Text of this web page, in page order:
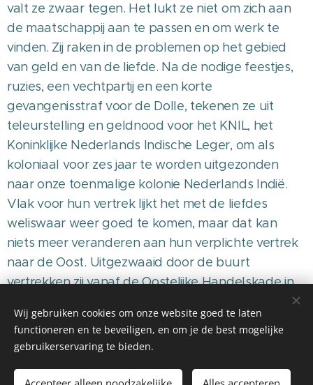
valt ze zwaar tegen. Het lukt ze niet om zich aan
de maatschappij aan te passen en om werk te
vinden. Zij raken in de problemen op het gebied
van geld en van de liefde. Na de nodige feestjes,
ruzies, een vechtpartij en een korte
gevangenisstraf voor de Dolle, tekenen ze uit
teleurstelling en geldnood voor het KNIL, het
Koninklijke Nederlands Indische Leger, om als
koloniaal voor zes jaar te worden uitgezonden
naar onze toenmalige kolonie Nederlands­ Indië.
Vlak voor hun vertrek lijkt het met de liefdes
weliswaar weer goed te komen, maar dat kan
niets meer veranderen aan hun verplichte vertrek
naar de Oost. Uitgezwaaid door de buurt
vertrekken zij vanaf de Oostelijke Handelskade in
Amsterdam met het schip de "Prinses Amalia". Als
de Jantjes tenslotte na zes loodzware jaren
terugkeren naar Holland zijn zij niet meer met z'n
voorgoed veranderd. Maar in de oude vertrouwde
Wij gebruiken cookies om onze website goed te laten
functioneren en te beveiligen, en om je de best mogelijke
gebruikerservaring te bieden.